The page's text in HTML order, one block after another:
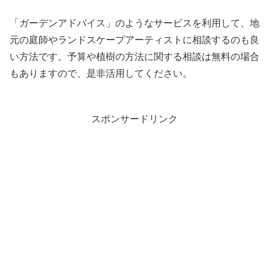
「ガーデンアドバイス」のようなサービスを利用して、地
元の庭師やランドスケープアーティストに相談するのも良
い方法です。予算や植樹の方法に関する相談は無料の場合
もありますので、是非活用してください。
スポンサードリンク